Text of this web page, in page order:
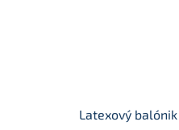
Latexový